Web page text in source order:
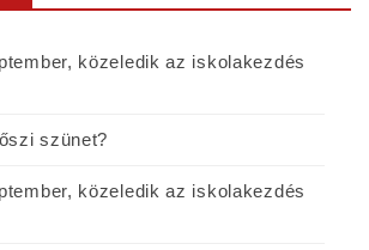
közeledik az iskolakezdés
szünet?
közeledik az iskolakezdés